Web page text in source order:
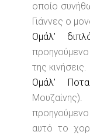
οποίο
Γιάννες ο
Ομάλ’
της κινήσεις.
Ομάλ’
προηγούμενο
αυτό το